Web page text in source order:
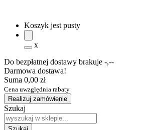
Koszyk jest pusty
x
Do bezpłatnej dostawy brakuje -,--
Darmowa dostawa!
Suma 0,00 zł
Cena uwzględnia rabaty
Realizuj zamówienie
Szukaj